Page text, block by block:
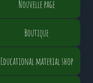
Nouvelle page
Boutique
Educational material shop